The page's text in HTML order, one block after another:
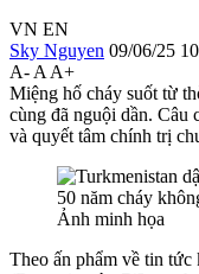
VN EN
Sky Nguyen 09/06/25
A- A A+
Miệng hố cháy suốt từ
cùng đã nguội dần. Câu
và quyết tâm chính trị
Ảnh minh họa
Theo ấn phẩm về tin